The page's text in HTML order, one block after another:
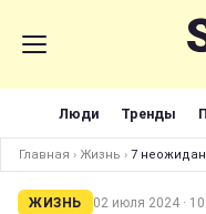
Люди Тренды
Главная › Жизнь › 7
ЖИЗНЬ 02 июля 2024 ·